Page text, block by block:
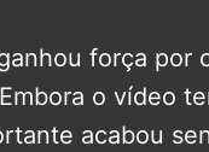
força por
o vídeo
acabou